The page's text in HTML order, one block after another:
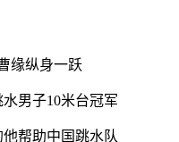
缘纵身一跃
男子10米台冠军
他帮助中国跳水队